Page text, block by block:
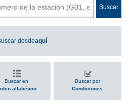
Buscar en
alfabético
Buscar por
Condiciones
desdeaquí